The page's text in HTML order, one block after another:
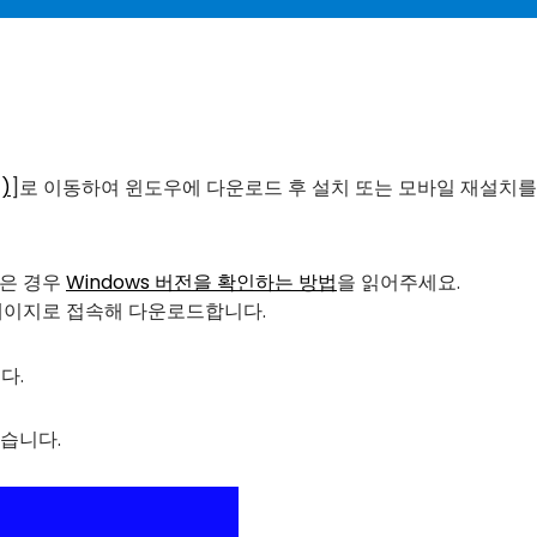
]로 이동하여 윈도우에 다운로드 후 설치 또는 모바일 재설치
경우 Windows 버전을 확인하는 방법을 읽어주세요.
지로 접속해 다운로드합니다.
.
니다.